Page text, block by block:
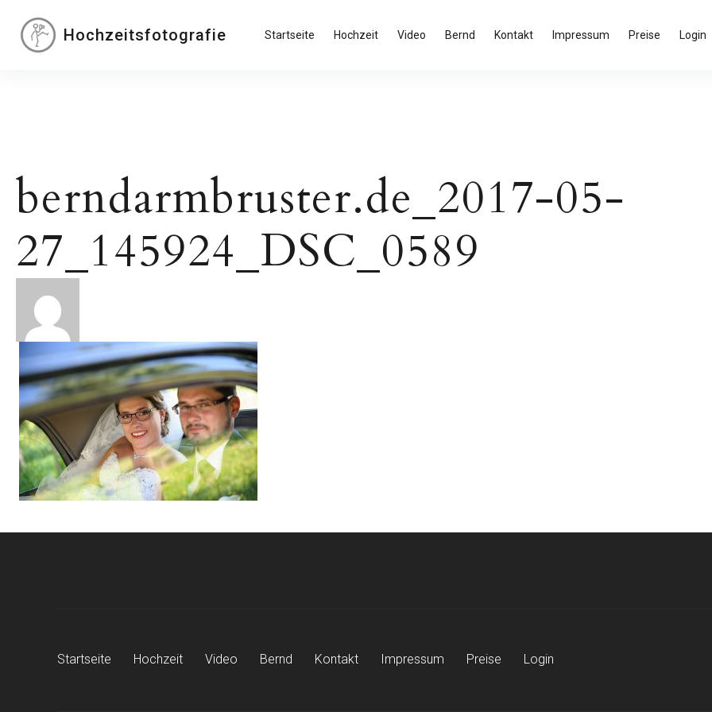
überspringenHochzeitsfotografie Startseite Hochzeit Video Bernd Kontakt Impressum Preise Login
berndarmbruster.de_2017-05-
27_145924_DSC_0589
Beitragsnavigation
Startseite Hochzeit Video Bernd Kontakt Impressum Preise Login